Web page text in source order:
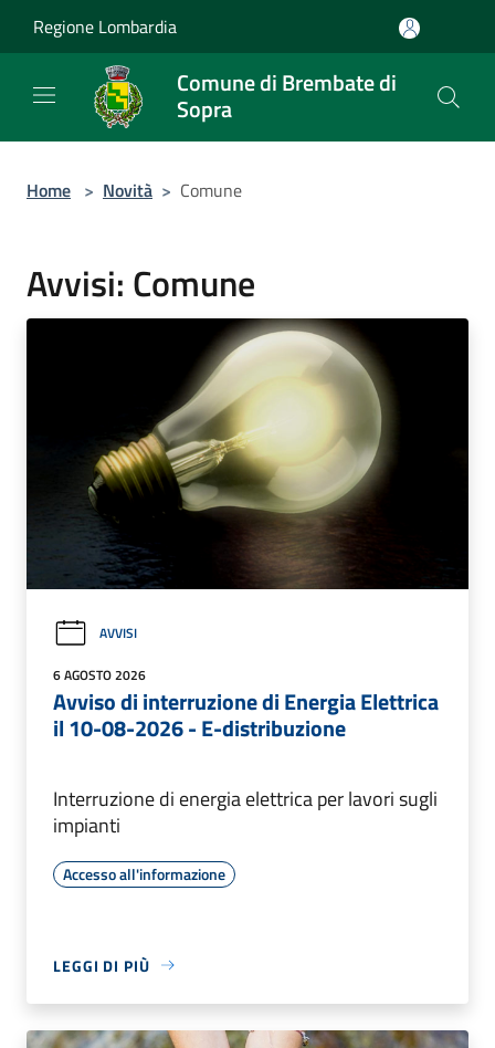
Regione Lombardia
Comune di Brembate di
Sopra
Home > Novità > Comune
Avvisi: Comune
AVVISI
6 AGOSTO 2026
Avviso di interruzione di Energia Elettrica
il 10-08-2026 - E-distribuzione
Interruzione di energia elettrica per lavori sugli
impianti
Accesso all'informazione
LEGGI DI PIÙ